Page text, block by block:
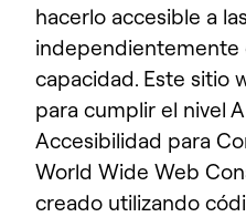
hacerlo accesible a
independientemente
capacidad. Este sitio
para cumplir el nivel
Accesibilidad para
World Wide Web
creado utilizando